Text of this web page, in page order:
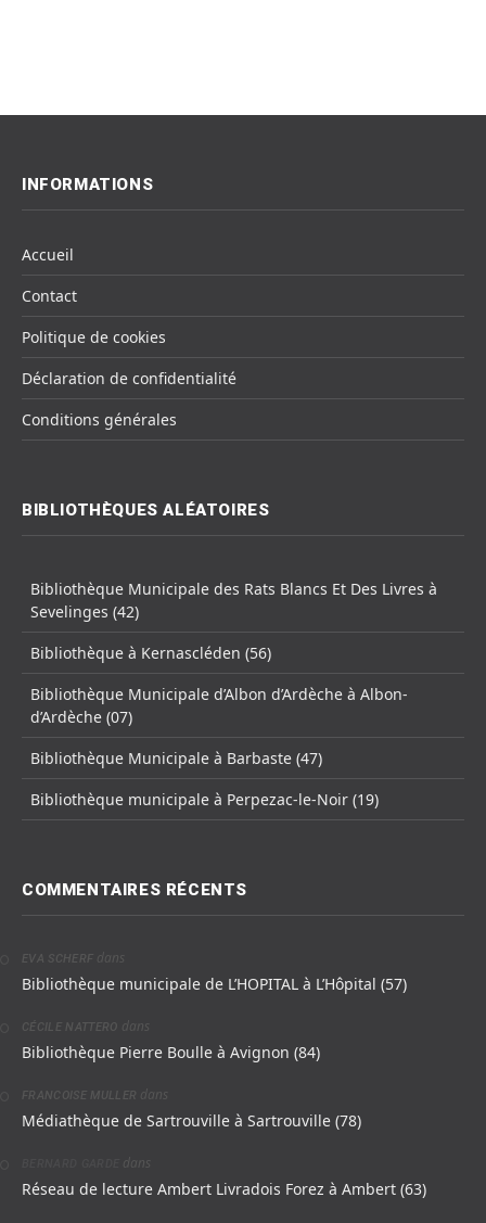
INFORMATIONS
Accueil
Contact
Politique de cookies
Déclaration de confidentialité
Conditions générales
BIBLIOTHÈQUES ALÉATOIRES
Bibliothèque Municipale des Rats Blancs Et Des Livres à
Sevelinges (42)
Bibliothèque à Kernascléden (56)
Bibliothèque Municipale d’Albon d’Ardèche à Albon-
d’Ardèche (07)
Bibliothèque Municipale à Barbaste (47)
Bibliothèque municipale à Perpezac-le-Noir (19)
COMMENTAIRES RÉCENTS
EVA SCHERF dans
Bibliothèque municipale de L’HOPITAL à L’Hôpital (57)
CÉCILE NATTERO dans
Bibliothèque Pierre Boulle à Avignon (84)
FRANCOISE MULLER dans
Médiathèque de Sartrouville à Sartrouville (78)
dans
Réseau de lecture Ambert Livradois Forez à Ambert (63)